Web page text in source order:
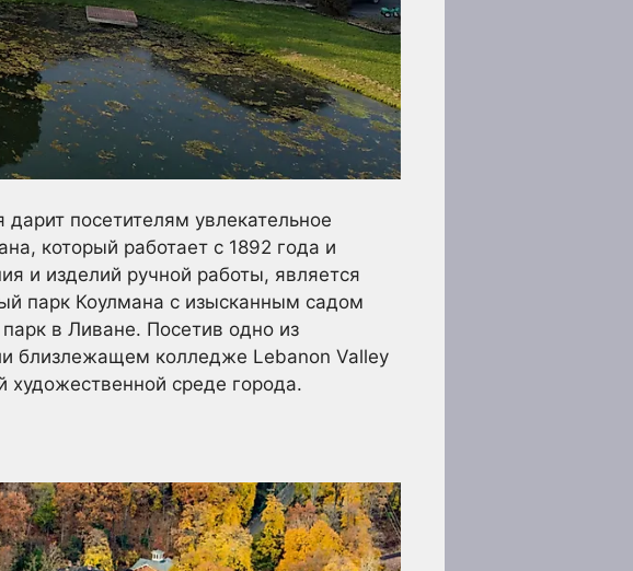
посетителям увлекательное
который работает с 1892 года и
и изделий ручной работы, является
парк Коулмана с изысканным садом
в Ливане. Посетив одно из
близлежащем колледже Lebanon Valley
художественной среде города.